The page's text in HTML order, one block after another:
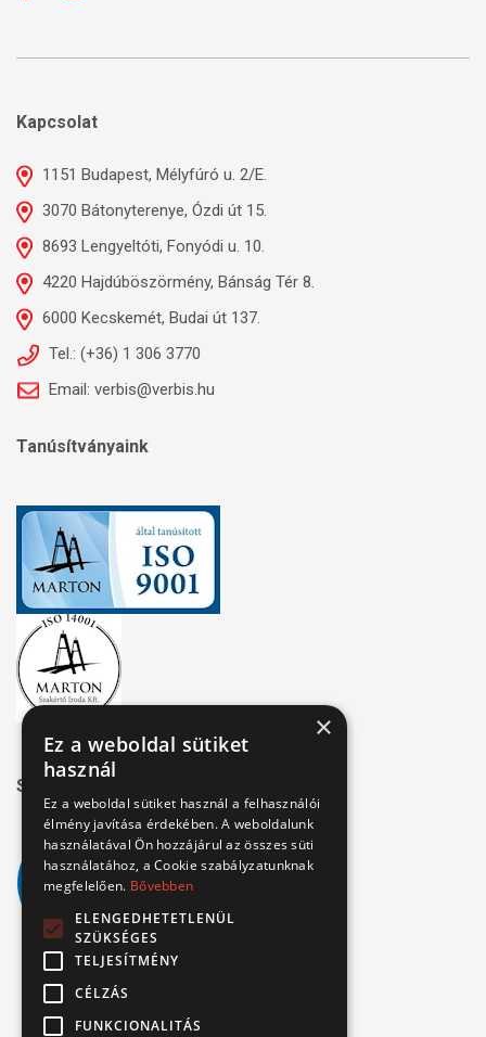
Kapcsolat
1151 Budapest, Mélyfúró u. 2/E.
3070 Bátonyterenye, Ózdi út 15.
8693 Lengyeltóti, Fonyódi u. 10.
4220 Hajdúböszörmény, Bánság Tér 8.
6000 Kecskemét, Budai út 137.
Tel.: (+36) 1 306 3770
Email: verbis@verbis.hu
Tanúsítványaink
Széchenyi 2020
×
Ez a weboldal sütiket
használ
Ez a weboldal sütiket használ a felhasználói
élmény javítása érdekében. A weboldalunk
használatával Ön hozzájárul az összes süti
használatához, a Cookie szabályzatunknak
megfelelően. Bővebben
ELENGEDHETETLENÜL
SZÜKSÉGES
TELJESÍTMÉNY
CÉLZÁS
FUNKCIONALITÁS